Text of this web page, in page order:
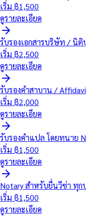
เริ่ม ฿1,500
ดูรายละเอียด
รับรองเอกสารบริษัท / นิติ
เริ่ม ฿2,500
ดูรายละเอียด
รับรองคำสาบาน /
เริ่ม ฿2,000
ดูรายละเอียด
รับรองคำแปล โดยทนาย
เริ่ม ฿1,500
ดูรายละเอียด
Notary สำหรับยื่นวีซ่า ทุก
เริ่ม ฿1,500
ดูรายละเอียด